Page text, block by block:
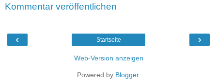
Kommentar veröffentlichen
‹ ›
Startseite
Web-Version anzeigen
Powered by Blogger.